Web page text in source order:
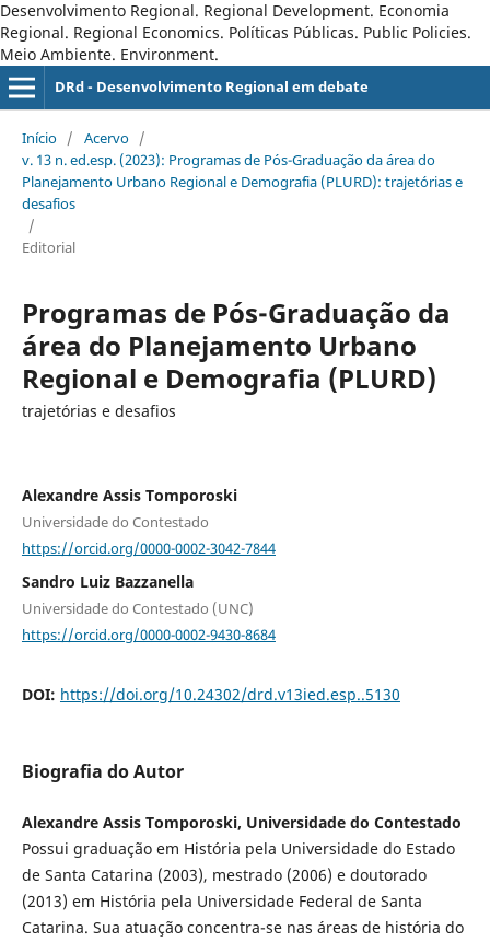
Desenvolvimento Regional. Regional Development. Economia
Regional. Regional Economics. Políticas Públicas. Public Policies.
Meio Ambiente. Environment.
DRd - Desenvolvimento Regional em debate
Início / Acervo /
v. 13 n. ed.esp. (2023): Programas de Pós-Graduação da área do
Planejamento Urbano Regional e Demografia (PLURD): trajetórias e
desafios
/
Editorial
Programas de Pós-Graduação da
área do Planejamento Urbano
Regional e Demografia (PLURD)
trajetórias e desafios
Alexandre Assis Tomporoski
Universidade do Contestado
https://orcid.org/0000-0002-3042-7844
Sandro Luiz Bazzanella
Universidade do Contestado (UNC)
https://orcid.org/0000-0002-9430-8684
DOI: https://doi.org/10.24302/drd.v13ied.esp..5130
Biografia do Autor
Alexandre Assis Tomporoski, Universidade do Contestado
Possui graduação em História pela Universidade do Estado
de Santa Catarina (2003), mestrado (2006) e doutorado
(2013) em História pela Universidade Federal de Santa
Catarina. Sua atuação concentra-se nas áreas de história do